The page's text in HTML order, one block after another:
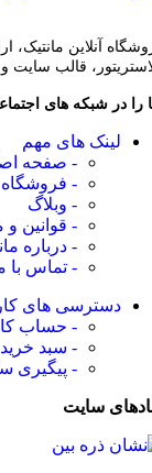
آنلاین مانتیک،
قالب سایت
را در شبکه های
لینک های مهم
- صفحه
- فروشگاه
- وبلاگ
- قوانین
- درباره
- تماس با
دسترسی های
- حساب
- سبد خرید
- پیگیری
سایت